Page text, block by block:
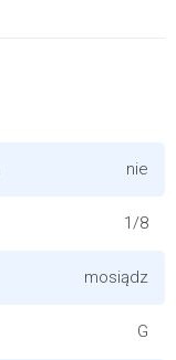
nie
1/8
mosiądz
G